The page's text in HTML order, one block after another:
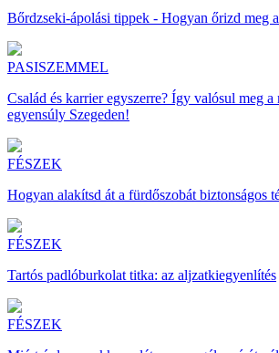
Bőrdzseki-ápolási tippek - Hogyan őrizd meg
PASISZEMMEL
Család és karrier egyszerre? Így valósul meg a
egyensúly Szegeden!
FÉSZEK
Hogyan alakítsd át a fürdőszobát biztonságos
FÉSZEK
Tartós padlóburkolat titka: az aljzatkiegyenlítés
FÉSZEK